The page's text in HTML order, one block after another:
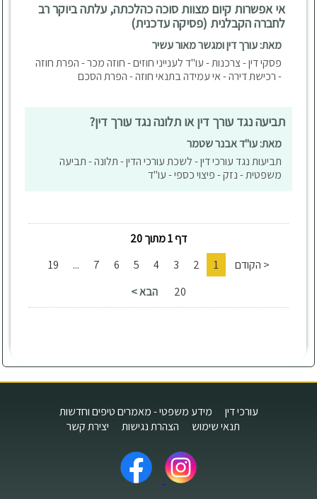
אי אפשרות קיום מצוות סוכה כהלכתה, עלתה ביוקר רב
לחברה הקבלנית (פסיקה עדכנית)
מאת: עורך דין ומגשר מאור עשיר
פסקי דין - צרכנות - עו"ד לענייני חוזים - חוזה מכר - הפרת חוזה
- רכישת דירה - אי עמידה בתנאי חוזה - הפרת הסכם
תביעה נגד עורך דין או תלונה נגד עורך דין?
מאת: עו"ד אבנר שטמר
תביעות נגד עורכי דין - לשכת עורכי הדין - תלונה - תביעה
משפטית - נזק - פיצוי כספי - עו"ד
דף 1 מתוך 20
< הקודם
1
2
3
4
5
6
7
...
19
20
הבא >
עורכי דין
מידע משפטי - מאמרים טיפים וחדשות
תנאי שימוש
הצהרת נגישות יצירת קשר